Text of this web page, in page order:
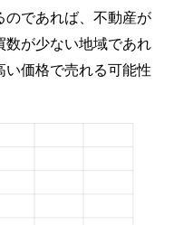
であれば、不動産が
が少ない地域であれ
価格で売れる可能性